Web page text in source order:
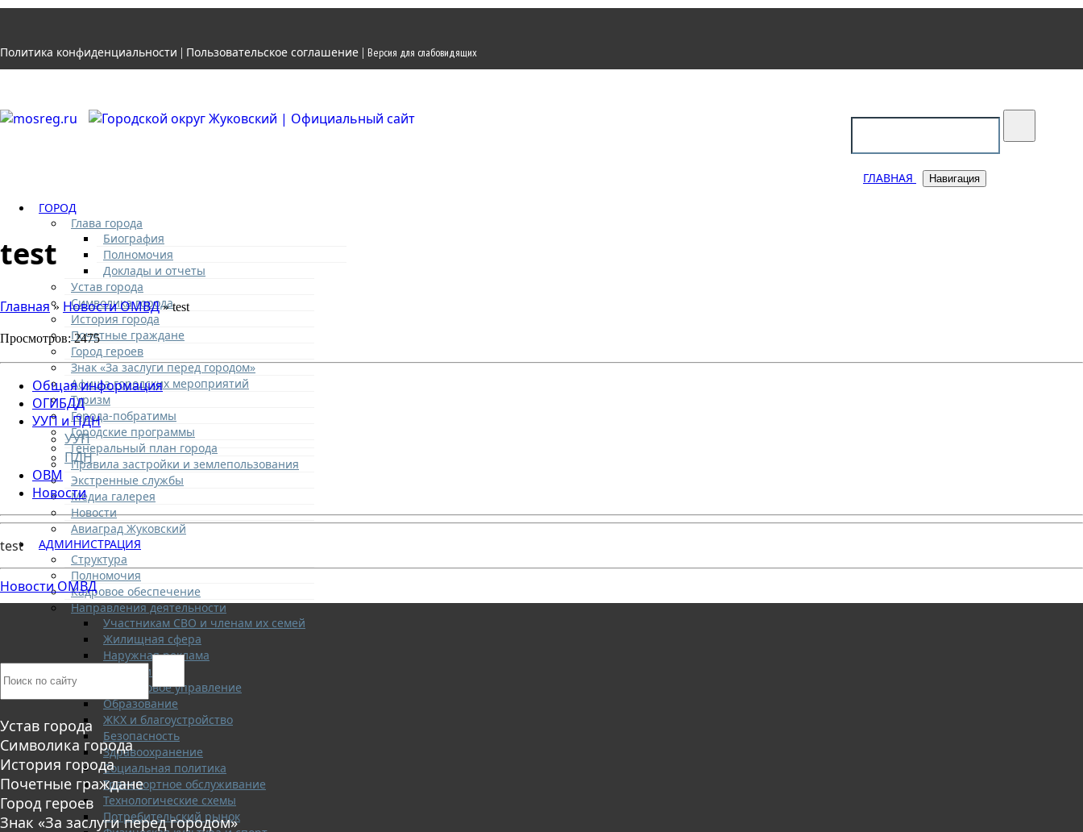
Политика конфиденциальности | Пользовательское соглашение | Версия для слабовидящих
ГЛАВНАЯ Навигация
ГОРОД
Глава города
Биография
Полномочия
Доклады и отчеты
Устав города
Символика города
История города
Почетные граждане
Город героев
Знак «За заслуги перед городом»
Афиша городских мероприятий
Туризм
Города-побратимы
Городские программы
Генеральный план города
Правила застройки и землепользования
Экстренные службы
Медиа галерея
Новости
Авиаград Жуковский
АДМИНИСТРАЦИЯ
Структура
Полномочия
Кадровое обеспечение
Направления деятельности
Участникам СВО и членам их семей
Жилищная сфера
Наружная реклама
Экономика
Финансовое управление
Образование
ЖКХ и благоустройство
Безопасность
Здравоохранение
Социальная политика
Транспортное обслуживание
Технологические схемы
Потребительский рынок
test
Главная» Новости ОМВД» test
Просмотров: 2475
Общая информация
ОГИБДД
УУП и ПДН
УУП
ПДН
ОВМ
Новости
test
Новости ОМВД
Устав города
Символика города
История города
Почетные граждане
Город героев
Знак «За заслуги перед городом»